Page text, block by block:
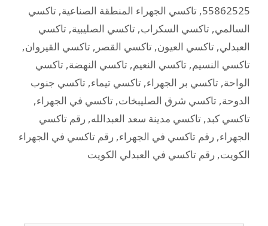
55862525
, تاكسي الجهراء المنطقة الصناعية, تاكسي
السالمي, تاكسي السكراب, تاكسي الصليبية, تاكسي
العبدلي, تاكسي العيون, تاكسي القصر , تاكسي القيروان,
تاكسي النسيم, تاكسي النعيم, تاكسي النهضة, تاكسي
الواحة, تاكسي بر الجهراء, تاكسي تيماء, تاكسي جنوب
الدوحة, تاكسي شرق الصليبخات, تاكسي في الجهراء,
تاكسي كبد, تاكسي مدينة سعد العبدالله, رقم تاكسي
الجهراء, رقم تاكسي في الجهراء, رقم تاكسي في الجهراء
الكويت, رقم تاكسي في العبدلي الكويت